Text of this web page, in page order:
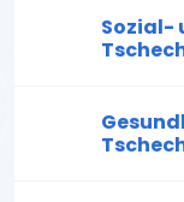
Sozial-